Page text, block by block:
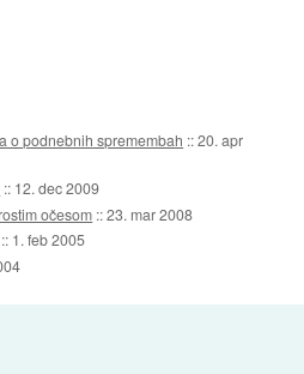
o podnebnih spremembah ::20. apr
:: 12. dec 2009
očesom ::23. mar 2008
:: 1. feb 2005